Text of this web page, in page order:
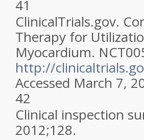
41
ClinicalTrials.gov.
Therapy for
Myocardium.
http://
Accessed March 7,
42
Clinical inspection
2012;128.